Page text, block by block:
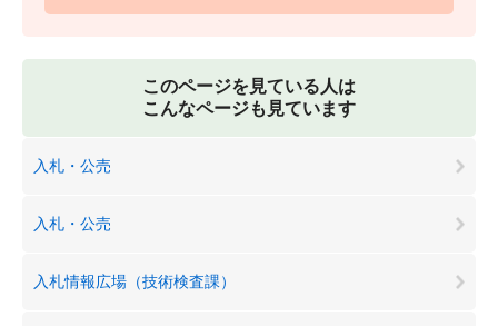
このページを見ている人は
こんなページも見ています
入札・公売
入札・公売
入札情報広場（技術検査課）